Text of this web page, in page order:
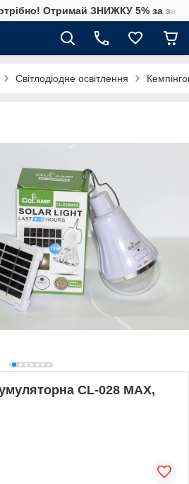
Отримай ЗНИЖКУ 5% за
Світлодіодне освітлення
CL-028 MAX,